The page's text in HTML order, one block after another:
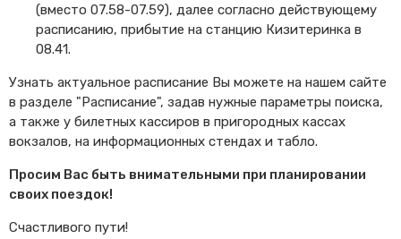
(вместо 07.58-07.59), далее согласно действующему
расписанию, прибытие на станцию Кизитеринка в
08.41.
Узнать актуальное расписание Вы можете на нашем сайте
в разделе "Расписание", задав нужные параметры поиска,
а также у билетных кассиров в пригородных кассах
вокзалов, на информационных стендах и табло.
Просим Вас быть внимательными при планировании
своих поездок!
Счастливого пути!